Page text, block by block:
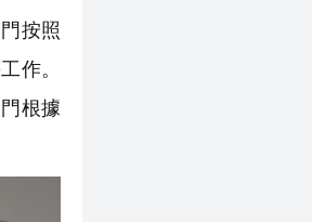
按照
作。
根據